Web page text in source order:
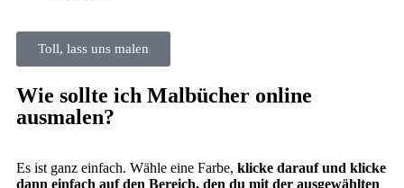
Toll, lass uns malen
Wie sollte ich Malbücher online
ausmalen?
Es ist ganz einfach. Wähle eine Farbe, klicke darauf und klicke
dann einfach auf den Bereich, den du mit der ausgewählten